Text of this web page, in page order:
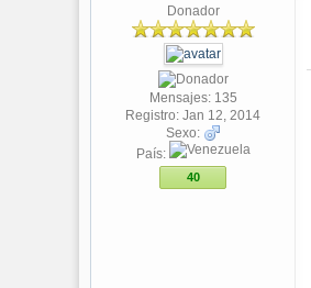
Donador
Mensajes: 135
Registro: Jan 12, 2014
Sexo:
País:
40